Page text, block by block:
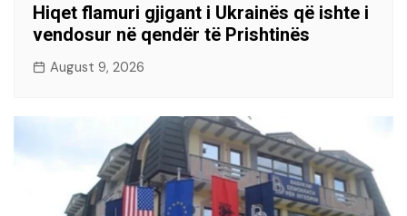
Hiqet flamuri gjigant i Ukrainës që ishte i
vendosur në qendër të Prishtinës
August 9, 2026